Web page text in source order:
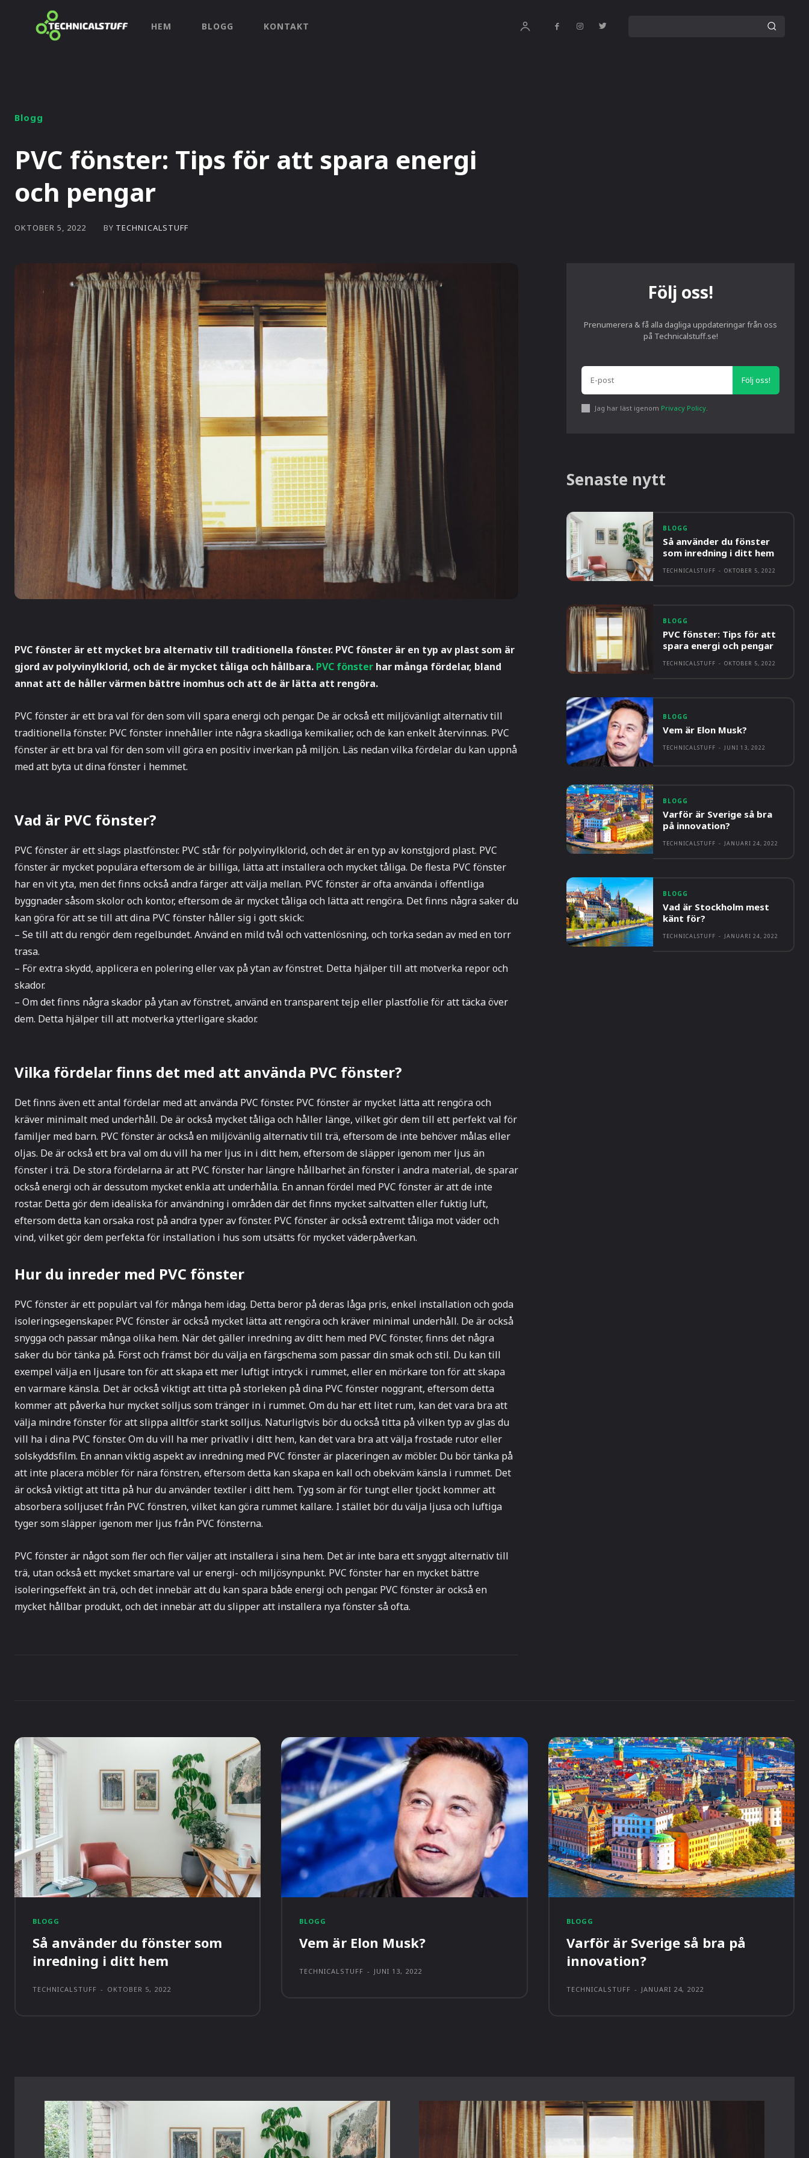
HEM BLOGG KONTAKT
Blogg
PVC fönster: Tips för att spara energi
och pengar
OKTOBER 5, 2022 BY TECHNICALSTUFF
PVC fönster är ett mycket bra alternativ till traditionella fönster. PVC fönster är en typ av plast som är
gjord av polyvinylklorid, och de är mycket tåliga och hållbara. PVC fönster har många fördelar, bland
annat att de håller värmen bättre inomhus och att de är lätta att rengöra.
PVC fönster är ett bra val för den som vill spara energi och pengar. De är också ett miljövänligt alternativ till
traditionella fönster. PVC fönster innehåller inte några skadliga kemikalier, och de kan enkelt återvinnas. PVC
fönster är ett bra val för den som vill göra en positiv inverkan på miljön. Läs nedan vilka fördelar du kan uppnå
med att byta ut dina fönster i hemmet.
Vad är PVC fönster?
PVC fönster är ett slags plastfönster. PVC står för polyvinylklorid, och det är en typ av konstgjord plast. PVC
fönster är mycket populära eftersom de är billiga, lätta att installera och mycket tåliga. De flesta PVC fönster
har en vit yta, men det finns också andra färger att välja mellan. PVC fönster är ofta använda i offentliga
byggnader såsom skolor och kontor, eftersom de är mycket tåliga och lätta att rengöra. Det finns några saker du
kan göra för att se till att dina PVC fönster håller sig i gott skick:
– Se till att du rengör dem regelbundet. Använd en mild tvål och vattenlösning, och torka sedan av med en torr
trasa.
– För extra skydd, applicera en polering eller vax på ytan av fönstret. Detta hjälper till att motverka repor och
skador.
– Om det finns några skador på ytan av fönstret, använd en transparent tejp eller plastfolie för att täcka över
dem. Detta hjälper till att motverka ytterligare skador.
Vilka fördelar finns det med att använda PVC fönster?
Det finns även ett antal fördelar med att använda PVC fönster. PVC fönster är mycket lätta att rengöra och
kräver minimalt med underhåll. De är också mycket tåliga och håller länge, vilket gör dem till ett perfekt val för
familjer med barn. PVC fönster är också en miljövänlig alternativ till trä, eftersom de inte behöver målas eller
oljas. De är också ett bra val om du vill ha mer ljus in i ditt hem, eftersom de släpper igenom mer ljus än
fönster i trä. De stora fördelarna är att PVC fönster har längre hållbarhet än fönster i andra material, de sparar
också energi och är dessutom mycket enkla att underhålla. En annan fördel med PVC fönster är att de inte
rostar. Detta gör dem idealiska för användning i områden där det finns mycket saltvatten eller fuktig luft,
eftersom detta kan orsaka rost på andra typer av fönster. PVC fönster är också extremt tåliga mot väder och
vind, vilket gör dem perfekta för installation i hus som utsätts för mycket väderpåverkan.
Hur du inreder med PVC fönster
PVC fönster är ett populärt val för många hem idag. Detta beror på deras låga pris, enkel installation och goda
isoleringsegenskaper. PVC fönster är också mycket lätta att rengöra och kräver minimal underhåll. De är också
snygga och passar många olika hem. När det gäller inredning av ditt hem med PVC fönster, finns det några
saker du bör tänka på. Först och främst bör du välja en färgschema som passar din smak och stil. Du kan till
exempel välja en ljusare ton för att skapa ett mer luftigt intryck i rummet, eller en mörkare ton för att skapa
en varmare känsla. Det är också viktigt att titta på storleken på dina PVC fönster noggrant, eftersom detta
kommer att påverka hur mycket solljus som tränger in i rummet. Om du har ett litet rum, kan det vara bra att
välja mindre fönster för att slippa alltför starkt solljus. Naturligtvis bör du också titta på vilken typ av glas du
vill ha i dina PVC fönster. Om du vill ha mer privatliv i ditt hem, kan det vara bra att välja frostade rutor eller
solskyddsfilm. En annan viktig aspekt av inredning med PVC fönster är placeringen av möbler. Du bör tänka på
att inte placera möbler för nära fönstren, eftersom detta kan skapa en kall och obekväm känsla i rummet. Det
är också viktigt att titta på hur du använder textiler i ditt hem. Tyg som är för tungt eller tjockt kommer att
absorbera solljuset från PVC fönstren, vilket kan göra rummet kallare. I stället bör du välja ljusa och luftiga
tyger som släpper igenom mer ljus från PVC fönsterna.
PVC fönster är något som fler och fler väljer att installera i sina hem. Det är inte bara ett snyggt alternativ till
trä, utan också ett mycket smartare val ur energi- och miljösynpunkt. PVC fönster har en mycket bättre
isoleringseffekt än trä, och det innebär att du kan spara både energi och pengar. PVC fönster är också en
mycket hållbar produkt, och det innebär att du slipper att installera nya fönster så ofta.
Följ oss!
Prenumerera & få alla dagliga uppdateringar från oss
på Technicalstuff.se!
Följ oss!
Jag har läst igenom Privacy Policy.
Senaste nytt
BLOGG
Så använder du fönster
som inredning i ditt hem
TECHNICALSTUFF - OKTOBER 5, 2022
BLOGG
PVC fönster: Tips för att
spara energi och pengar
TECHNICALSTUFF - OKTOBER 5, 2022
BLOGG
Vem är Elon Musk?
TECHNICALSTUFF - JUNI 13, 2022
BLOGG
Varför är Sverige så bra
på innovation?
TECHNICALSTUFF - JANUARI 24, 2022
BLOGG
Vad är Stockholm mest
känt för?
TECHNICALSTUFF - JANUARI 24, 2022
BLOGG
Så använder du fönster som
inredning i ditt hem
TECHNICALSTUFF - OKTOBER 5, 2022
BLOGG
Vem är Elon Musk?
TECHNICALSTUFF - JUNI 13, 2022
BLOGG
Varför är Sverige så bra på
innovation?
TECHNICALSTUFF - JANUARI 24, 2022